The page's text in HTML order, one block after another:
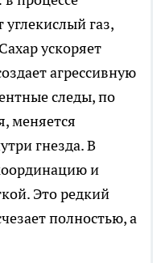
газ,
ускоряет
агрессивную
следы, по
меняется
гнезда. В
и
Это редкий
полностью, а